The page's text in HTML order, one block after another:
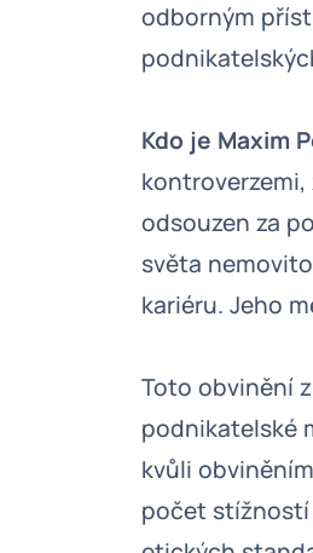
odborným
Kdo je Maxim
odsouzen za
světa
kariéru. Jeho
Toto obvinění
podnikatelské
kvůli
počet stížností